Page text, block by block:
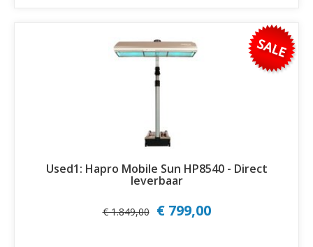
Used1: Hapro Mobile Sun HP8540 - Direct
leverbaar
€ 1.849,00 € 799,00